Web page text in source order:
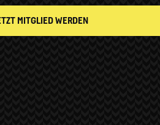
MITGLIED WERDEN